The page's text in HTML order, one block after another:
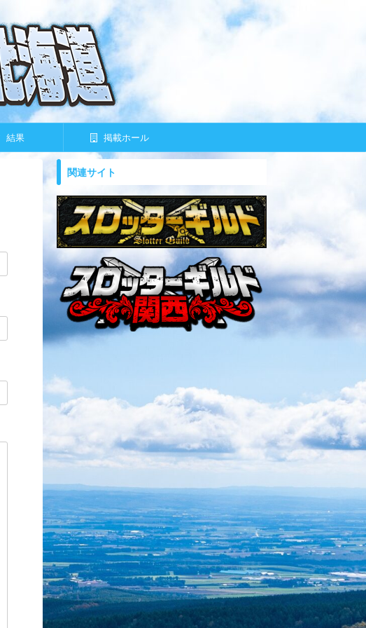
結果 掲載ホール
関連サイト